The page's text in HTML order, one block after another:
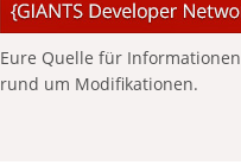
Eure Quelle für Informationen
rund um Modifikationen.